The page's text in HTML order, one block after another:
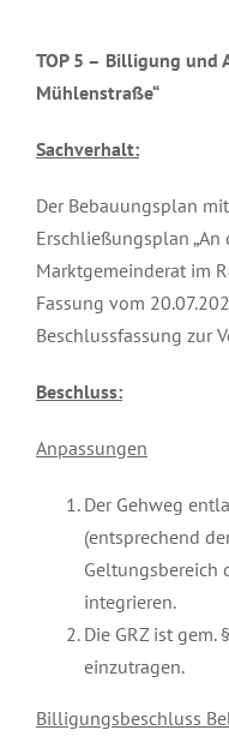
TOP 5 – Billigung und
Mühlenstraße“
Sachverhalt:
Der Bebauungsplan
Erschließungsplan
Marktgemeinderat im
Fassung vom
Beschlussfassung zur
Beschluss:
Anpassungen
Der Gehweg
(entsprechend
Geltungsbereich
integrieren.
Die GRZ ist gem.
einzutragen.
Billigungsbeschluss